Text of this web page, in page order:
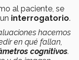
al paciente, se
interrogatorio.
hacemos
en qué fallan,
cognitivos.